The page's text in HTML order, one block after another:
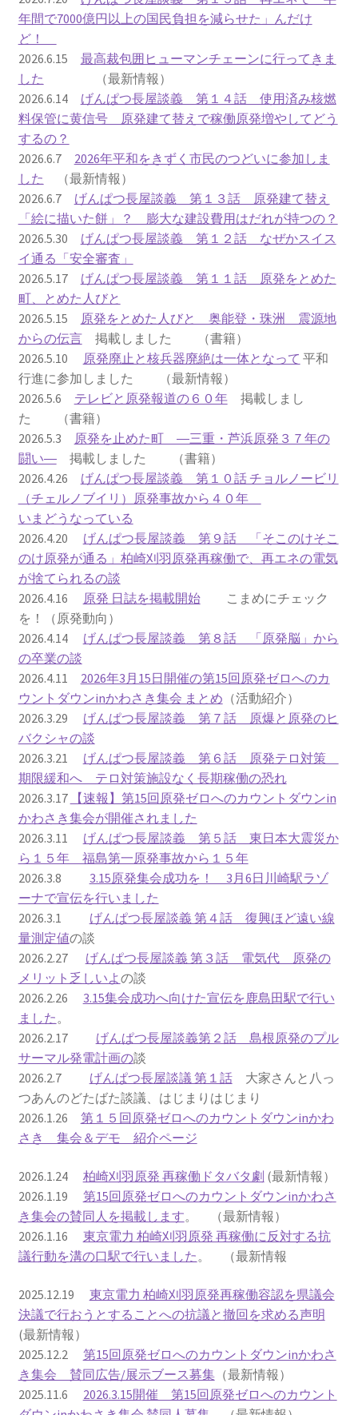
き 集会
2017.3.12 第6回原発ゼロへのカウントダウンinかわさ
き 集会
2018.3.11 第７回原発ゼロへのカウントダウンinかわ
さき集会
2019.3.10 第8回 原発ゼロへのカウントダウンinかわ
さき 集会
2023.3.12 第12回原発ゼロへのカウントダウンinかわ
さき集会
2023.6.25（日）映画「原発をとめた裁判長 そして
原発をとめる農家たち」上映会を開催
2023.10.8 原発ゼロへのカウントダウンinかわさき
講演会開催
2024.3.10第13回原発ゼロへのカウントダウンinかわさ
き集会
2024.10.13 映画「決断」上映と講演会を開催
2025.3.23第14回原発ゼロへのカウントダウンinかわさ
き集会開催
2026.3.15 第１５回原発ゼロへのカウントダウンinか
わさき集会開催
ギャラリー
ギャラリー_2023.3.12
ギャラリー_2024.3.10
ギャラリー_2025.3.23
ギャラリー_2026.3.15
原発ゼロと未来
原発動向
原発 日誌
2022.7.15東電・株主訴訟 経営陣に13兆円賠償命令
2022.8.1 福島第一原発 汚染配管撤去 失敗続きで計画
断念
2022.8.9 福島第一原発 汚染水海洋放出トンネル工事
着工
超 老朽対策容認
2023.1.19 東電旧経営陣、二審も無罪 民事裁判で認
めた「長期評価」を否定
り
原子力規制委員会「原発60年超運転」正式決定先送
りからわずか5日で、多数決決定
「原発６０年超へ」閣議決定
年間で7000億円以上の国民負担を減らせた」んだけ
ど！
2026.6.15 最高裁包囲ヒューマンチェーンに行ってきま
した （最新情報）
2026.6.14 げんぱつ長屋談義 第１４話 使用済み核燃
料保管に黄信号 原発建て替えで稼働原発増やしてどう
するの？
2026.6.7 2026年平和をきずく市民のつどいに参加しま
した （最新情報）
2026.6.7 げんぱつ長屋談義 第１３話 原発建て替え
「絵に描いた餅」？ 膨大な建設費用はだれが持つの？
2026.5.30 げんぱつ長屋談義 第１２話 なぜかスイス
イ通る「安全審査」
2026.5.17 げんぱつ長屋談義 第１１話 原発をとめた
町、とめた人びと
2026.5.15 原発をとめた人びと 奥能登・珠洲 震源地
からの伝言掲載しました （書籍）
2026.5.10 原発廃止と核兵器廃絶は一体となって 平和
行進に参加しました （最新情報）
2026.5.6 テレビと原発報道の６０年掲載しまし
た （書籍）
2026.5.3 原発を止めた町 ―三重・芦浜原発３７年の
闘い―掲載しました （書籍）
2026.4.26 げんぱつ長屋談義 第１０話 チョルノービリ
（チェルノブイリ）原発事故から４０年
いまどうなっている
2026.4.20 げんぱつ長屋談義 第９話 「そこのけそこ
のけ原発が通る」柏崎刈羽原発再稼働で、再エネの電気
が捨てられるの談
2026.4.16 原発 日誌を掲載開始こまめにチェック
を！（原発動向）
2026.4.14 げんぱつ長屋談義 第８話 「原発脳」から
の卒業の談
2026.4.11 2026年3月15日開催の第15回原発ゼロへのカ
ウントダウンinかわさき集会 まとめ （活動紹介）
2026.3.29 げんぱつ長屋談義 第７話 原爆と原発のヒ
バクシャの談
2026.3.21 げんぱつ長屋談義 第６話 原発テロ対策
期限緩和へ テロ対策施設なく長期稼働の恐れ
2026.3.17
【速報】第15回原発ゼロへのカウントダウンin
かわさき集会が開催されました
2026.3.11 げんぱつ長屋談義 第５話 東日本大震災か
ら１５年 福島第一原発事故から１５年
2026.3.8 3.15原発集会成功を！ 3月6日川崎駅ラゾ
ーナで宣伝を行いました
2026.3.1 げんぱつ長屋談義 第４話 復興ほど遠い線
量測定値の談
2026.2.27 げんぱつ長屋談義 第３話 電気代 原発の
メリット乏しいよの談
2026.2.26 3.15集会成功へ向けた宣伝を鹿島田駅で行い
ました。
2026.2.17 げんぱつ長屋談義第２話 島根原発のプル
サーマル発電計画の談
2026.2.7 げんぱつ長屋談議 第１話大家さんと八っ
つあんのどたばた談議、はじまりはじまり
2026.1.26 第１５回原発ゼロへのカウントダウンinかわ
さき 集会＆デモ 紹介ページ
2026.1.24 柏崎刈羽原発 再稼働ドタバタ劇 (最新情報）
2026.1.19 第15回原発ゼロへのカウントダウンinかわさ
き集会の賛同人を掲載します。 （最新情報）
2026.1.16 東京電力 柏崎刈羽原発 再稼働に反対する抗
議行動を溝の口駅で行いました。 （最新情報
2025.12.19 東京電力 柏崎刈羽原発再稼働容認を県議会
決議で行おうとすることへの抗議と撤回を求める声明
(最新情報）
2025.12.2 第15回原発ゼロへのカウントダウンinかわさ
き集会 賛同広告/展示ブース募集（最新情報）
2025.11.6 2026.3.15開催 第15回原発ゼロへのカウント